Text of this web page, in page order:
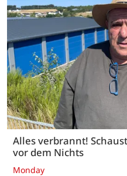
Alles verbrannt!
vor dem Nichts
Monday